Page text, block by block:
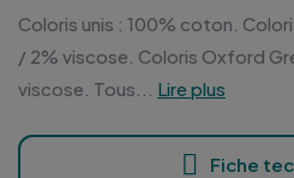
Coloris unis : 100% coton.
/ 2% viscose. Coloris Oxford
viscose. Tous...
Lire plus
Fiche